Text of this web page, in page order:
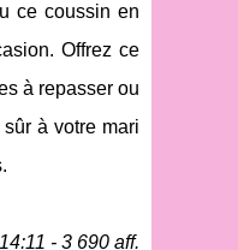
ce coussin en
Offrez ce
à repasser ou
à votre mari
- 3 690 aff.